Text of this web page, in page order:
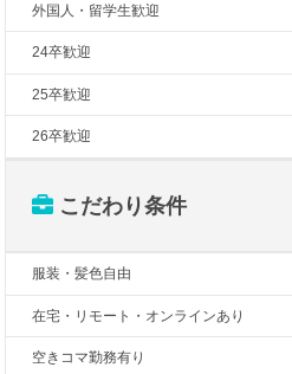
外国人・留学生歓迎
24卒歓迎
25卒歓迎
26卒歓迎
こだわり条件
服装・髪色自由
在宅・リモート・オンラインあり
空きコマ勤務有り